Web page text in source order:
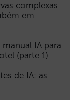
complexas
em
IA para
(parte 1)
de IA: as